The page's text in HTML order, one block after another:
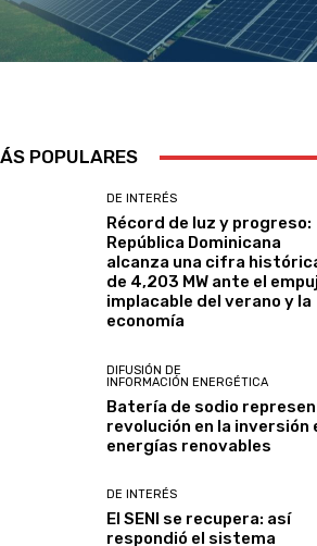
POPULARES
DE INTERÉS
Récord de luz y progreso:
República Dominicana
alcanza una cifra
de 4,203 MW ante el
implacable del verano y la
economía
DIFUSIÓN DE
INFORMACIÓN ENERGÉTICA
Batería de sodio
revolución en la inversión
energías renovables
DE INTERÉS
El SENI se recupera: así
respondió el sistema